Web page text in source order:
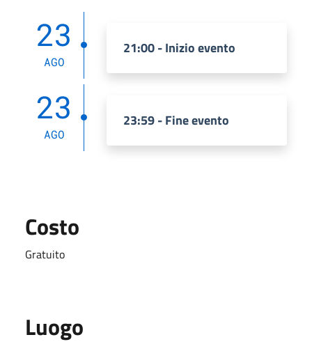
23
AGO
21:00 - Inizio evento
23
AGO
23:59 - Fine evento
Costo
Gratuito
Luogo